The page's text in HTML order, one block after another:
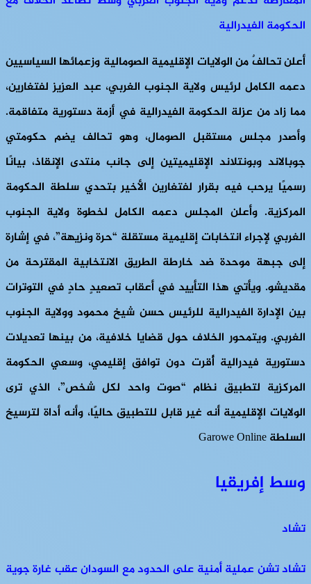
الحكومة الفيدرالية
أعلن تحالفٌ من الولايات الإقليمية الصومالية وزعمائها السياسيين
دعمه الكامل لرئيس ولاية الجنوب الغربي، عبد العزيز لفتغارين،
مما زاد من عزلة الحكومة الفيدرالية في أزمة دستورية متفاقمة.
وأصدر مجلس مستقبل الصومال، وهو تحالف يضم حكومتي
جوبالاند وبونتلاند الإقليميتين إلى جانب منتدى الإنقاذ، بيانًا
رسميًا يرحب فيه بقرار لفتغارين الأخير بتحدي سلطة الحكومة
المركزية. وأعلن المجلس دعمه الكامل لخطوة ولاية الجنوب
الغربي لإجراء انتخابات إقليمية مستقلة “حرة ونزيهة”، في إشارة
إلى جبهة موحدة ضد خارطة الطريق الانتخابية المقترحة من
مقديشو. ويأتي هذا التأييد في أعقاب تصعيدٍ حادٍ في التوترات
بين الإدارة الفيدرالية للرئيس حسن شيخ محمود وولاية الجنوب
الغربي. ويتمحور الخلاف حول قضايا خلافية، من بينها تعديلات
دستورية فيدرالية أُقرت دون توافق إقليمي، وسعي الحكومة
المركزية لتطبيق نظام “صوت واحد لكل شخص”، الذي ترى
الولايات الإقليمية أنه غير قابل للتطبيق حاليًا، وأنه أداة لترسيخ
السلطة Garowe Online
وسط إفريقيا
تشاد
تشاد تشن عملية أمنية على الحدود مع السودان عقب غارة جوية